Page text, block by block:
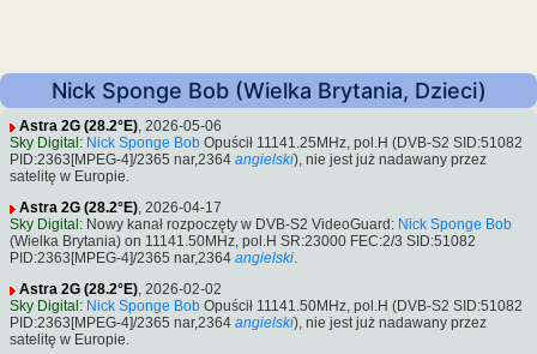
Nick Sponge Bob (Wielka Brytania, Dzieci)
Astra 2G (28.2°E), 2026-05-06
Sky Digital : Nick Sponge Bob Opuścił 11141.25MHz, pol.H (DVB-S2 SID:51082
PID:2363[MPEG-4]/2365 nar,2364 angielski), nie jest już nadawany przez
satelitę w Europie.
Astra 2G (28.2°E), 2026-04-17
Sky Digital : Nowy kanał rozpoczęty w DVB-S2 VideoGuard: Nick Sponge Bob
(Wielka Brytania) on 11141.50MHz, pol.H SR:23000 FEC:2/3 SID:51082
PID:2363[MPEG-4]/2365 nar,2364 angielski.
Astra 2G (28.2°E), 2026-02-02
Sky Digital : Nick Sponge Bob Opuścił 11141.50MHz, pol.H (DVB-S2 SID:51082
PID:2363[MPEG-4]/2365 nar,2364 angielski), nie jest już nadawany przez
satelitę w Europie.